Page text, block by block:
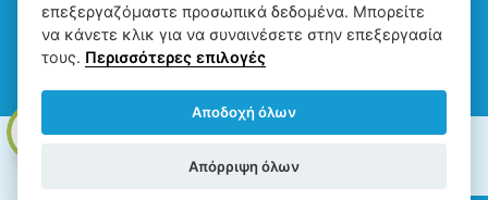
Ιωαννίνων, Copyright © 2026, All rights reserved.
επεξεργαζόμαστε προσωπικά δεδομένα. Μπορείτε
να κάνετε κλικ για να συναινέσετε στην επεξεργασία
τους. Περισσότερες επιλογές
Αποδοχή όλων
Απόρριψη όλων